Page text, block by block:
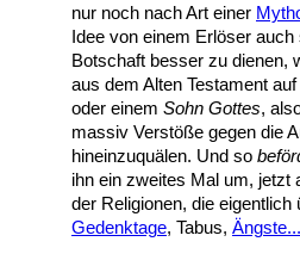
nur noch nach Art einer
Idee von einem Erlöser
Botschaft besser zu dienen,
aus dem Alten Testament
oder einem Sohn Gottes,
massiv Verstöße gegen die
hineinzuquälen. Und so
ihn ein zweites Mal um, jetzt
der Religionen, die
Gedenktage, Tabus, Ängste...